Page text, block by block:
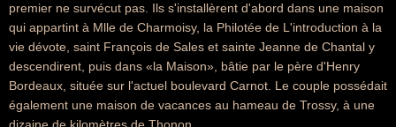
premier ne survécut pas. Ils s'installèrent d'abord dans une maison
qui appartint à Mlle de Charmoisy, la Philotée de L'introduction à la
vie dévote, saint François de Sales et sainte Jeanne de Chantal y
descendirent, puis dans «la Maison», bâtie par le père d'Henry
Bordeaux, située sur l'actuel boulevard Carnot. Le couple possédait
également une maison de vacances au hameau de Trossy, à une